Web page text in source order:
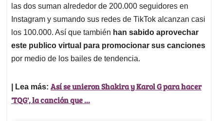
las dos suman alrededor de 200.000 seguidores en
Instagram y sumando sus redes de TikTok alcanzan casi
los 100.000. Así que también han sabido aprovechar
este publico virtual para promocionar sus canciones
por medio de los bailes de tendencia.
| Lea más: Así se unieron Shakira y Karol G para hacer
'TQG', la canción que ...